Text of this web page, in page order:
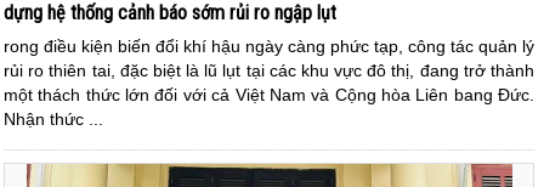
dựng hệ thống cảnh báo sớm rủi ro ngập lụt
rong điều kiện biến đổi khí hậu ngày càng phức tạp, công tác quản lý
rủi ro thiên tai, đặc biệt là lũ lụt tại các khu vực đô thị, đang trở thành
một thách thức lớn đối với cả Việt Nam và Cộng hòa Liên bang Đức.
Nhận thức ...